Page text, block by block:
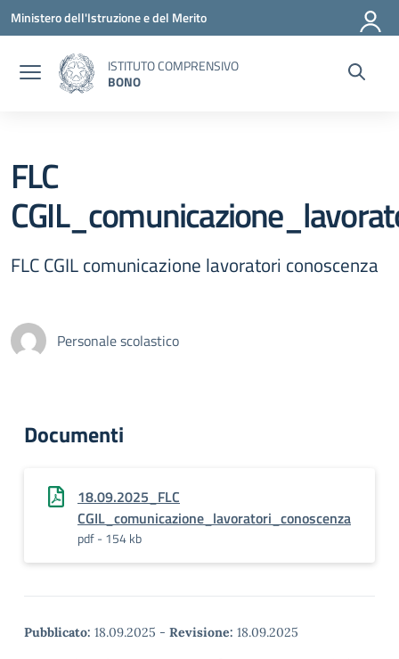
Vai ai contenuti
Vai al menu di navigazione
Vai al footer
Ministero dell'Istruzione e del Merito
ISTITUTO COMPRENSIVO
BONO
FLC
FLC CGIL comunicazione lavoratori conoscenza
Personale scolastico
Documenti
18.09.2025_FLC
CGIL_comunicazione_lavoratori_conoscenza
pdf - 154 kb
Pubblicato: 18.09.2025 - Revisione: 18.09.2025